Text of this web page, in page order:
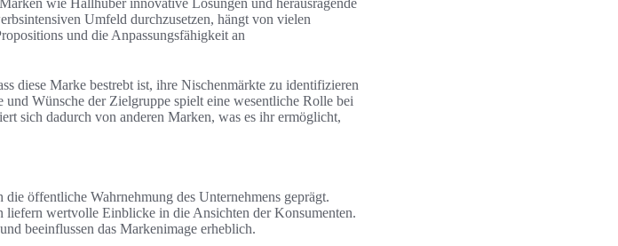
wie Hallhuber innovative Lösungen und herausragende
Umfeld durchzusetzen, hängt von vielen
und die Anpassungsfähigkeit an
diese Marke bestrebt ist, ihre Nischenmärkte zu identifizieren
Wünsche der Zielgruppe spielt eine wesentliche Rolle bei
sich dadurch von anderen Marken, was es ihr ermöglicht,
öffentliche Wahrnehmung des Unternehmens geprägt.
liefern wertvolle Einblicke in die Ansichten der Konsumenten.
beeinflussen das Markenimage erheblich.